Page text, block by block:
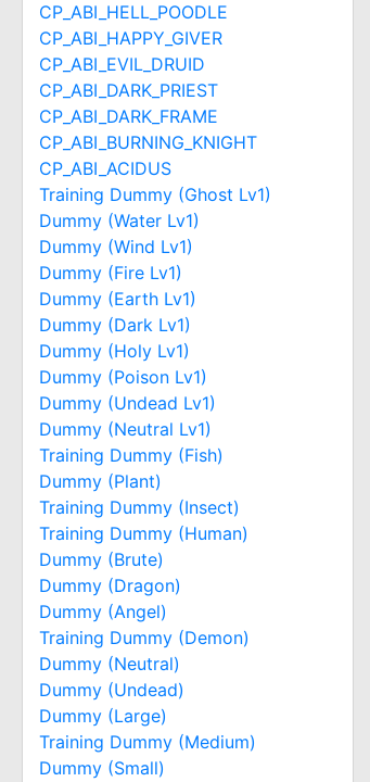
CP_ABI_HELL_POODLE
CP_ABI_HAPPY_GIVER
CP_ABI_EVIL_DRUID
CP_ABI_DARK_PRIEST
CP_ABI_DARK_FRAME
CP_ABI_BURNING_KNIGHT
CP_ABI_ACIDUS
Training Dummy (Ghost Lv1)
Dummy (Water Lv1)
Dummy (Wind Lv1)
Dummy (Fire Lv1)
Dummy (Earth Lv1)
Dummy (Dark Lv1)
Dummy (Holy Lv1)
Dummy (Poison Lv1)
Dummy (Undead Lv1)
Dummy (Neutral Lv1)
Training Dummy (Fish)
Dummy (Plant)
Training Dummy (Insect)
Training Dummy (Human)
Dummy (Brute)
Dummy (Dragon)
Dummy (Angel)
Training Dummy (Demon)
Dummy (Neutral)
Dummy (Undead)
Dummy (Large)
Training Dummy (Medium)
Dummy (Small)